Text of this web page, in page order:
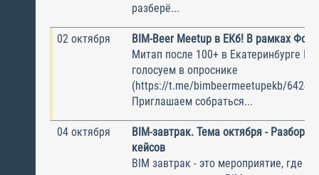
разберё...
02 октября
BIM-Beer Meetup в ЕКб! В рамках
Митап после 100+ в Екатеринбурге
голосуем в опроснике
(https://t.me/bimbeermeetupekb/6424) !
Приглашаем собраться...
04 октября
BIM-завтрак. Тема октября - Разбор
кейсов
BIM завтрак - это мероприятие, где